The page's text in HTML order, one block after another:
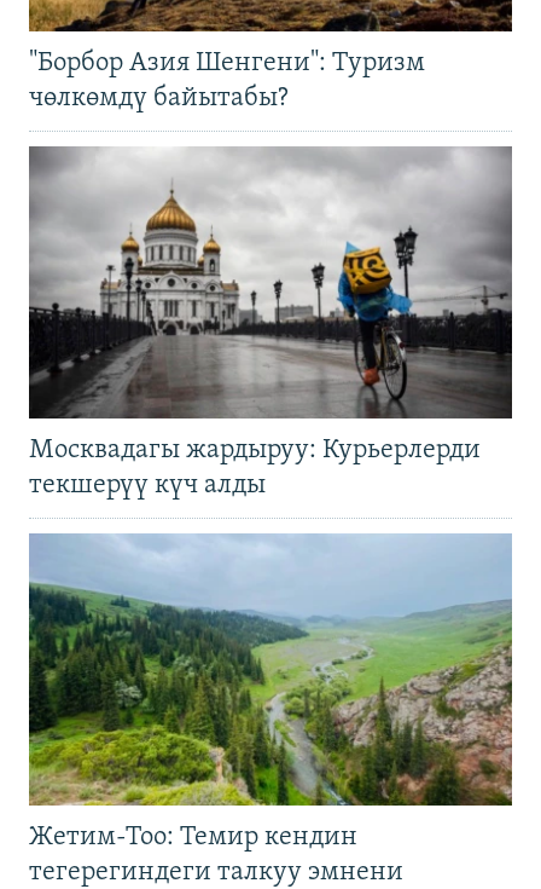
"Борбор Азия Шенгени": Туризм
чөлкөмдү байытабы?
Москвадагы жардыруу: Курьерлерди
текшерүү күч алды
Жетим-Тоо: Темир кендин
тегерегиндеги талкуу эмнени